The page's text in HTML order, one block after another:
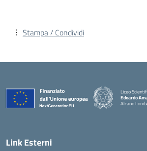
Stampa / Condividi
Liceo
Edoardo
Alzano
Link Esterni